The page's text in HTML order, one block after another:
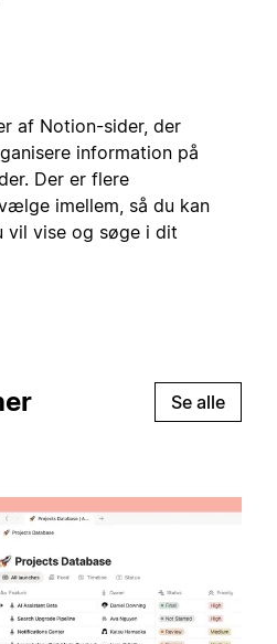
af Notion-sider, der
information på
Der er flere
imellem, så du kan
vil vise og søge i dit
Se alle